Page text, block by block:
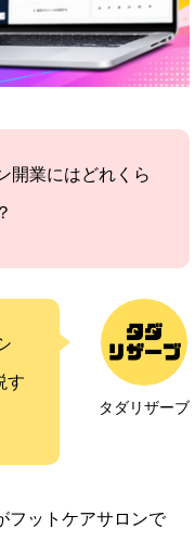
開業にはどれくら
タダリザーブ
す
フットケアサロンで